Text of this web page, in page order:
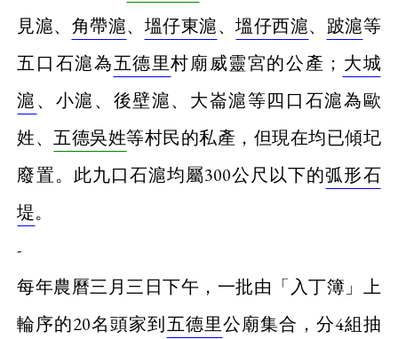
見滬、 角帶滬、 塭仔東滬、塭仔西滬、 跛滬等
五口石滬為五德里村廟威靈宮的公產； 大城
滬、小滬、後壁滬、大崙滬等四口石滬為歐
姓、五德吳姓等村民的私產，但現在均已傾圮
廢置。此九口石滬均屬300公尺以下的弧形石
堤。
-
每年農曆三月三日下午，一批由「入丁簿」上
輪序的20名頭家到五德里公廟集合，分4組抽